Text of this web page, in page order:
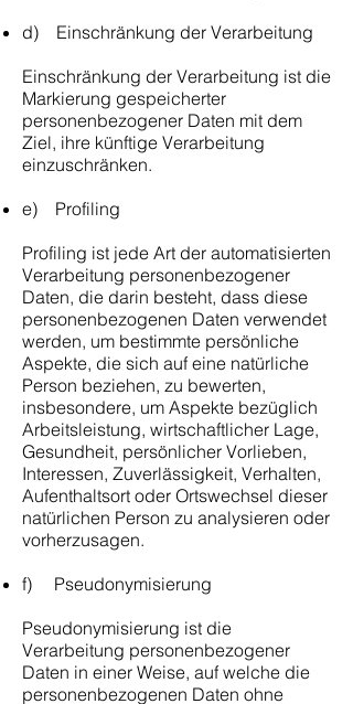
d) Einschränkung der Verarbeitung
Einschränkung der Verarbeitung ist die
Markierung gespeicherter
personenbezogener Daten mit dem
Ziel, ihre künftige Verarbeitung
einzuschränken.
e) Profiling
Profiling ist jede Art der automatisierten
Verarbeitung personenbezogener
Daten, die darin besteht, dass diese
personenbezogenen Daten verwendet
werden, um bestimmte persönliche
Aspekte, die sich auf eine natürliche
Person beziehen, zu bewerten,
insbesondere, um Aspekte bezüglich
Arbeitsleistung, wirtschaftlicher Lage,
Gesundheit, persönlicher Vorlieben,
Interessen, Zuverlässigkeit, Verhalten,
Aufenthaltsort oder Ortswechsel dieser
natürlichen Person zu analysieren oder
vorherzusagen.
f) Pseudonymisierung
Pseudonymisierung ist die
Verarbeitung personenbezogener
Daten in einer Weise, auf welche die
personenbezogenen Daten ohne